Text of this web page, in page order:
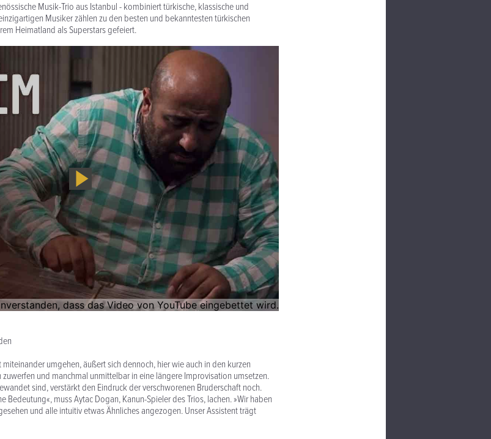
Musik-Trio aus Istanbul - kombiniert türkische, klassische und
Musiker zählen zu den besten und bekanntesten türkischen
Heimatland als Superstars gefeiert.
umgehen, äußert sich dennoch, hier wie auch in den kurzen
zuwerfen und manchmal unmittelbar in eine längere Improvisation umsetzen.
sind, verstärkt den Eindruck der verschworenen Bruderschaft noch.
Bedeutung«, muss Aytac Dogan, Kanun-Spieler des Trios, lachen. »Wir haben
und alle intuitiv etwas Ähnliches angezogen. Unser Assistent trägt